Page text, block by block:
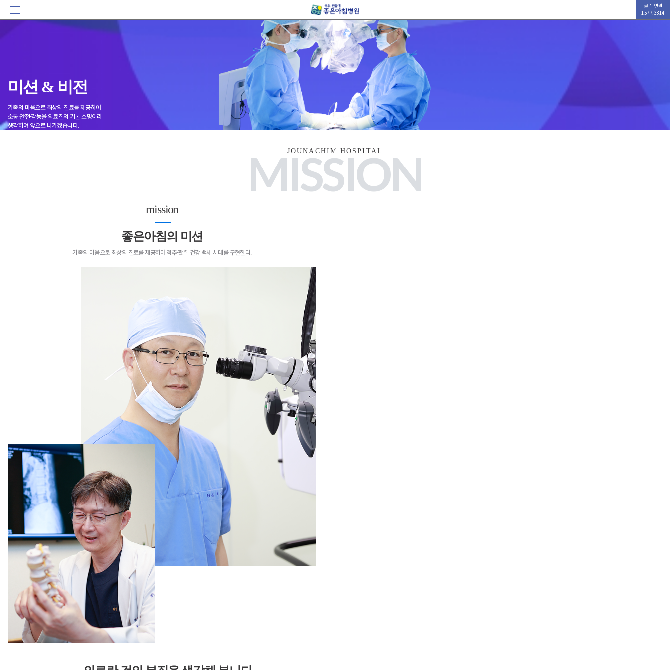
클릭 연결
1577.3314
미션 & 비전
가족의 마음으로 최상의 진료를 제공하여
소통·안전·감동을 의료진의 기본 소명이라
생각하며 앞으로 나가겠습니다.
JOUNACHIM HOSPITAL
mission
좋은아침의 미션
가족의 마음으로 최상의 진료를 제공하여척추·관절 건강 백세 시대를 구현한다.